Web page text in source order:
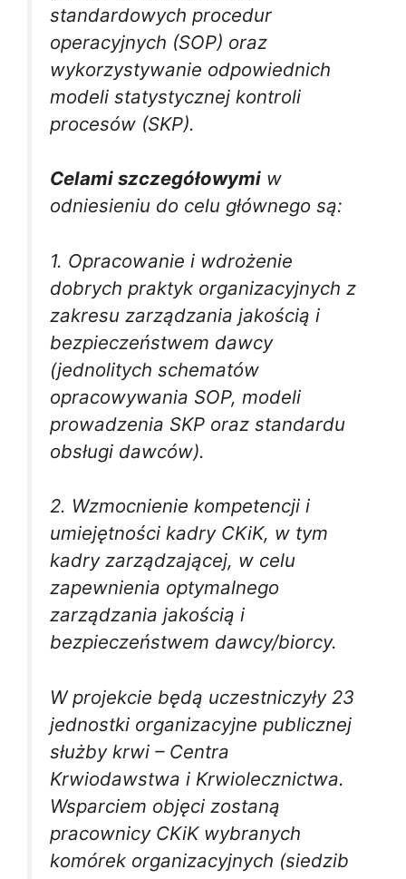
standardowych procedur
operacyjnych (SOP) oraz
wykorzystywanie odpowiednich
modeli statystycznej kontroli
procesów (SKP).
Celami szczegółowymi w
odniesieniu do celu głównego są:
1. Opracowanie i wdrożenie
dobrych praktyk organizacyjnych z
zakresu zarządzania jakością i
bezpieczeństwem dawcy
(jednolitych schematów
opracowywania SOP, modeli
prowadzenia SKP oraz standardu
obsługi dawców).
2. Wzmocnienie kompetencji i
umiejętności kadry CKiK, w tym
kadry zarządzającej, w celu
zapewnienia optymalnego
zarządzania jakością i
bezpieczeństwem dawcy/biorcy.
W projekcie będą uczestniczyły 23
jednostki organizacyjne publicznej
służby krwi – Centra
Krwiodawstwa i Krwiolecznictwa.
Wsparciem objęci zostaną
pracownicy CKiK wybranych
komórek organizacyjnych (siedzib